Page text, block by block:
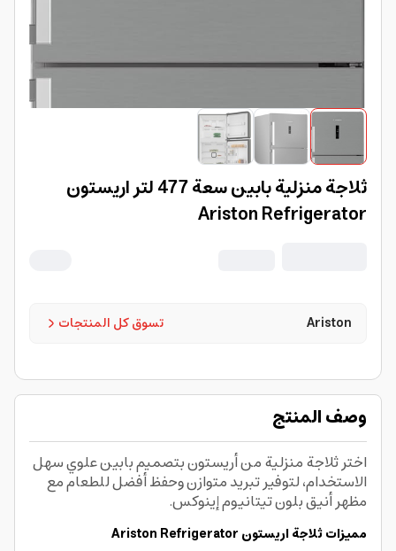
ثلاجة منزلية بابين سعة 477 لتر اريستون
Ariston Refrigerator
تسوق كل المنتجات Ariston
وصف المنتج
اختر ثلاجة منزلية من أريستون بتصميم بابين علوي سهل
الاستخدام، لتوفير تبريد متوازن وحفظ أفضل للطعام مع
مظهر أنيق بلون تيتانيوم إينوكس.
مميزات ثلاجة اريستون Ariston Refrigerator